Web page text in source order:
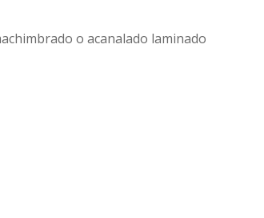
o acanalado laminado